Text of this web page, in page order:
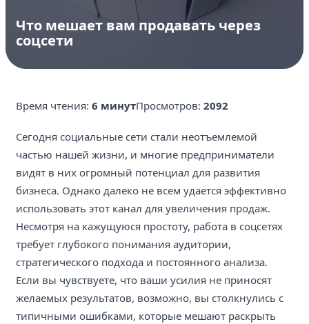
Что мешает вам продавать через
соцсети
Время чтения: 6 минутПросмотров: 2092
Сегодня социальные сети стали неотъемлемой
частью нашей жизни, и многие предприниматели
видят в них огромный потенциал для развития
бизнеса. Однако далеко не всем удается эффективно
использовать этот канал для увеличения продаж.
Несмотря на кажущуюся простоту, работа в соцсетях
требует глубокого понимания аудитории,
стратегического подхода и постоянного анализа.
Если вы чувствуете, что ваши усилия не приносят
желаемых результатов, возможно, вы столкнулись с
типичными ошибками, которые мешают раскрыть